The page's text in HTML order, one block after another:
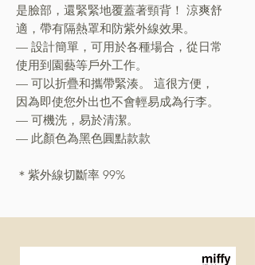
是臉部，還緊緊地覆蓋著頸背！ 涼爽舒
適，帶有隔熱罩和防紫外線效果。
— 設計簡單，可用於各種場合，從日常
使用到園藝等戶外工作。
— 可以折疊和攜帶緊湊。 這很方便，
因為即使您外出也不會輕易成為行李。
— 可機洗，易於清潔。
— 此顏色為黑色圓點款款
＊紫外線切斷率 99%